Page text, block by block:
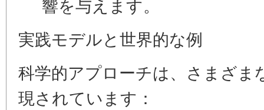
実践モデルと世界的な例
科学的アプローチは、さまざま
現されています：